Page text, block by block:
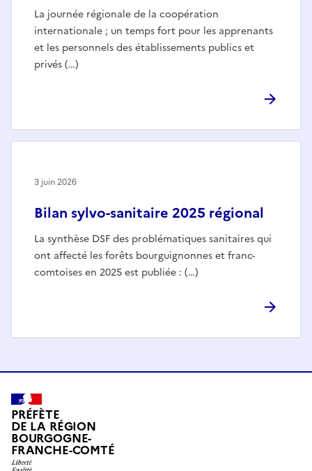
La journée régionale de la coopération
internationale ; un temps fort pour les apprenants
et les personnels des établissements publics et
privés (…)
Bilan sylvo-sanitaire 2025 régional
La synthèse DSF des problématiques sanitaires qui
ont affecté les forêts bourguignonnes et franc-
comtoises en 2025 est publiée : (…)
3 juin 2026
PRÉFÈTE
DE LA RÉGION
BOURGOGNE-
FRANCHE-COMTÉ